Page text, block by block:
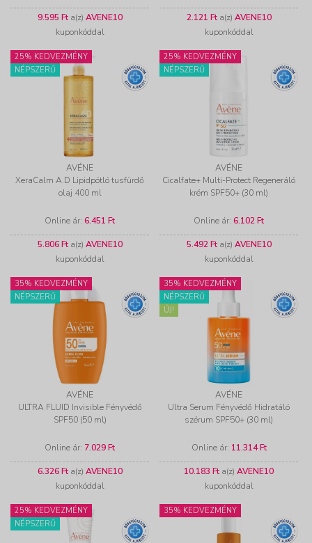
9.595 Fta(z) AVENE10
kuponkóddal
2.121 Fta(z) AVENE10
kuponkóddal
25% KEDVEZMÉNY
NÉPSZERŰ
AVÉNE
XeraCalm A.D Lipidpótló tusfürdő
olaj 400 ml
Online ár: 6.451 Ft
5.806 Fta(z) AVENE10
kuponkóddal
25% KEDVEZMÉNY
NÉPSZERŰ
AVÉNE
Cicalfate+ Multi-Protect Regeneráló
krém SPF50+ (30 ml)
Online ár: 6.102 Ft
5.492 Fta(z) AVENE10
kuponkóddal
35% KEDVEZMÉNY
NÉPSZERŰ
AVÉNE
ULTRA FLUID Invisible Fényvédő
SPF50 (50 ml)
Online ár: 7.029 Ft
6.326 Fta(z) AVENE10
kuponkóddal
35% KEDVEZMÉNY
NÉPSZERŰ
ÚJ!
AVÉNE
Ultra Serum Fényvédő Hidratáló
szérum SPF50+ (30 ml)
Online ár: 11.314 Ft
10.183 Ft a(z) AVENE10
kuponkóddal
25% KEDVEZMÉNY
NÉPSZERŰ
35% KEDVEZMÉNY